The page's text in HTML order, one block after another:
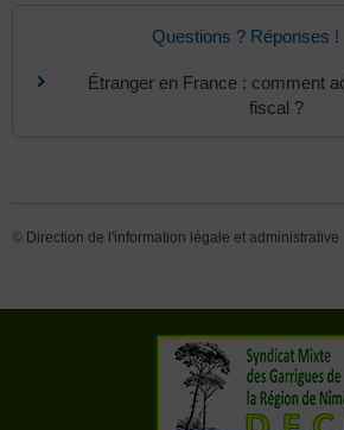
Questions ? Réponses !
Étranger en France : comment
fiscal ?
© Direction de l'information légale et administrative